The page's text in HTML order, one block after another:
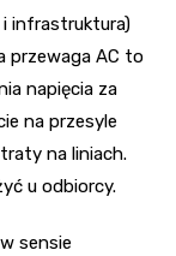
i infrastruktura)
przewaga AC to
napięcia za
na przesyle
na liniach.
u odbiorcy.
sensie